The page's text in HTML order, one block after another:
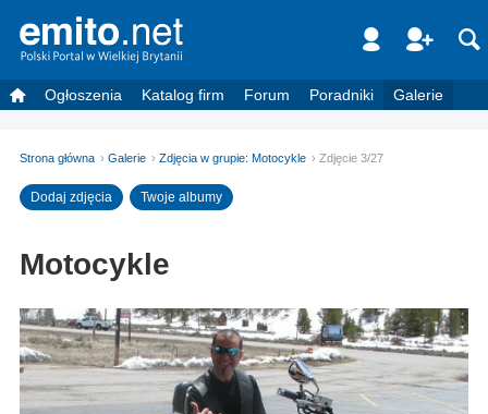
Ogłoszenia Katalog firm Forum Poradniki Galerie
Strona główna Galerie Zdjęcia w grupie: Motocykle Zdjęcie 3/27
Dodaj zdjęcia Twoje albumy
Motocykle